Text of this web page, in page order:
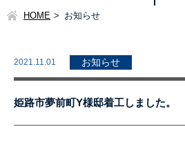
HOME お知らせ
2021.11.01 お知らせ
姫路市夢前町Y様邸着工しました。